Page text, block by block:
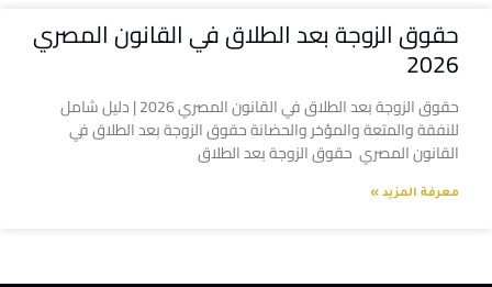
حقوق الزوجة بعد الطلاق في القانون المصري
2026
حقوق الزوجة بعد الطلاق في القانون المصري 2026 | دليل شامل
للنفقة والمتعة والمؤخر والحضانة حقوق الزوجة بعد الطلاق في
القانون المصري حقوق الزوجة بعد الطلاق
معرفة المزيد »